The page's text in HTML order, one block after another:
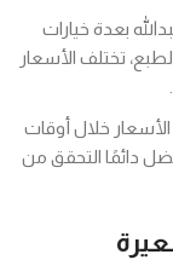
بعدة خيارات
تختلف الأسعار
خلال أوقات
دائمًا التحقق من